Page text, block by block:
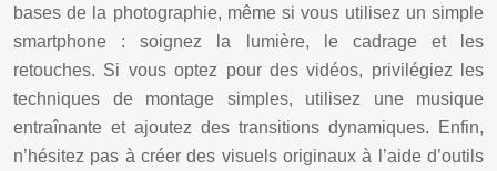
bases de la photographie, même si vous utilisez un simple
smartphone : soignez la lumière, le cadrage et les
retouches. Si vous optez pour des vidéos, privilégiez les
techniques de montage simples, utilisez une musique
entraînante et ajoutez des transitions dynamiques. Enfin,
n’hésitez pas à créer des visuels originaux à l’aide d’outils